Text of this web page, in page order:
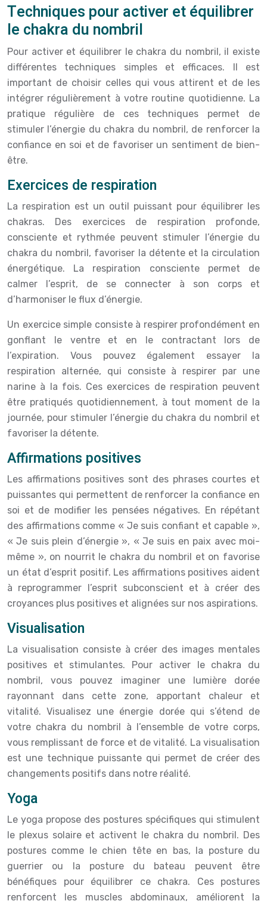
Techniques pour activer et équilibrer
le chakra du nombril
Pour activer et équilibrer le chakra du nombril, il existe
différentes techniques simples et efficaces. Il est
important de choisir celles qui vous attirent et de les
intégrer régulièrement à votre routine quotidienne. La
pratique régulière de ces techniques permet de
stimuler l’énergie du chakra du nombril, de renforcer la
confiance en soi et de favoriser un sentiment de bien-
être.
Exercices de respiration
La respiration est un outil puissant pour équilibrer les
chakras. Des exercices de respiration profonde,
consciente et rythmée peuvent stimuler l’énergie du
chakra du nombril, favoriser la détente et la circulation
énergétique. La respiration consciente permet de
calmer l’esprit, de se connecter à son corps et
d’harmoniser le flux d’énergie.
Un exercice simple consiste à respirer profondément en
gonflant le ventre et en le contractant lors de
l’expiration. Vous pouvez également essayer la
respiration alternée, qui consiste à respirer par une
narine à la fois. Ces exercices de respiration peuvent
être pratiqués quotidiennement, à tout moment de la
journée, pour stimuler l’énergie du chakra du nombril et
favoriser la détente.
Affirmations positives
Les affirmations positives sont des phrases courtes et
puissantes qui permettent de renforcer la confiance en
soi et de modifier les pensées négatives. En répétant
des affirmations comme « Je suis confiant et capable »,
« Je suis plein d’énergie », « Je suis en paix avec moi-
même », on nourrit le chakra du nombril et on favorise
un état d’esprit positif. Les affirmations positives aident
à reprogrammer l’esprit subconscient et à créer des
croyances plus positives et alignées sur nos aspirations.
Visualisation
La visualisation consiste à créer des images mentales
positives et stimulantes. Pour activer le chakra du
nombril, vous pouvez imaginer une lumière dorée
rayonnant dans cette zone, apportant chaleur et
vitalité. Visualisez une énergie dorée qui s’étend de
votre chakra du nombril à l’ensemble de votre corps,
vous remplissant de force et de vitalité. La visualisation
est une technique puissante qui permet de créer des
changements positifs dans notre réalité.
Yoga
Le yoga propose des postures spécifiques qui stimulent
le plexus solaire et activent le chakra du nombril. Des
postures comme le chien tête en bas, la posture du
guerrier ou la posture du bateau peuvent être
bénéfiques pour équilibrer ce chakra. Ces postures
renforcent les muscles abdominaux, améliorent la